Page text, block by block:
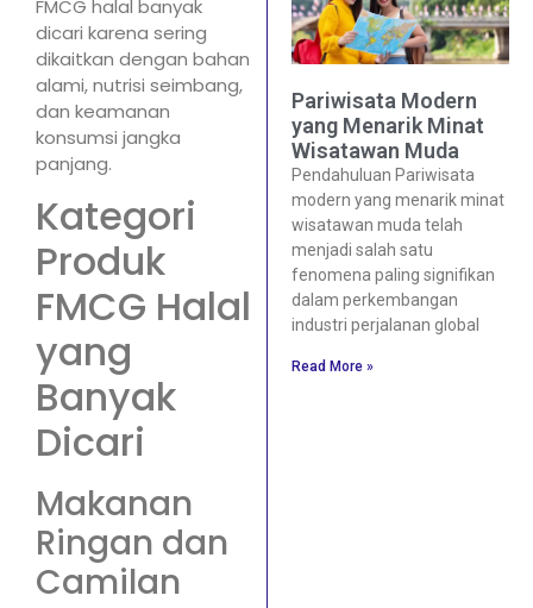
FMCG halal banyak
dicari karena sering
dikaitkan dengan bahan
alami, nutrisi seimbang,
dan keamanan
konsumsi jangka
panjang.
Kategori
Produk
FMCG Halal
yang
Banyak
Dicari
Makanan
Ringan dan
Camilan
Pariwisata Modern
yang Menarik Minat
Wisatawan Muda
Pendahuluan Pariwisata
modern yang menarik minat
wisatawan muda telah
menjadi salah satu
fenomena paling signifikan
dalam perkembangan
industri perjalanan global
Read More »